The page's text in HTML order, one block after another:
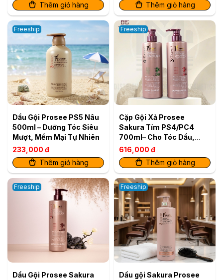
Thêm giỏ hàng
Thêm giỏ hàng
Freeship
Dầu Gội Prosee PS5 Nâu
500ml – Dưỡng Tóc Siêu
Mượt, Mềm Mại Tự Nhiên
233,000 đ
Thêm giỏ hàng
Freeship
Cặp Gội Xả Prosee
Sakura Tím PS4/PC4
700ml– Cho Tóc Dầu,
Giảm Bết Dính & Chống
Rụng
616,000 đ
Thêm giỏ hàng
Freeship
Dầu Gội Prosee Sakura
Freeship
Dầu gội Sakura Prosee